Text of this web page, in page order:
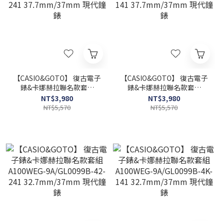
【CASIO&GOTO】 復古電子
錶&卡娜赫拉聯名款套組
A171WEG-9A/GL0099B-
42-241 37.7mm/37mm 現
NT$3,980
NT$5,570
【CASIO&GOTO】 復古電子
錶&卡娜赫拉聯名款套組
A171WEG-9A/GL0099B-
4K-141 37.7mm/37mm 現
NT$3,980
NT$5,570